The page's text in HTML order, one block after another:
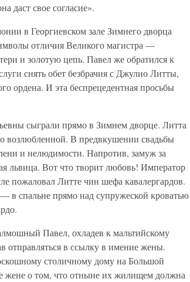
даст свое согласие».
в Георгиевском зале Зимнего дворца
отличия Великого магистра —
и золотую цепь. Павел же обратился к
снять обет безбрачия с Джулио Литты,
ордена. И эта беспрецедентная просьбы
сыграли прямо в Зимнем дворце. Литта
возлюбленной. В предвкушении свадьбы
и нелюдимости. Напротив, замуж за
львица. Вот что творит любовь! Император
пожаловал Литте чин шефа кавалергардов.
в спальне прямо над супружеской кроватью
Павел, охладев к мальтийскому
отправляться в ссылку в имение жены.
столичному дому на Большой
жене о том, что отныне их жилищем должна